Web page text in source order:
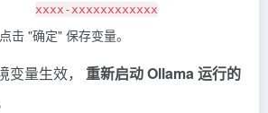
xxxx-xxxxxxxxxxxx
点击 "确定" 保存变量。
变量生效， 重新启动 Ollama 运行的